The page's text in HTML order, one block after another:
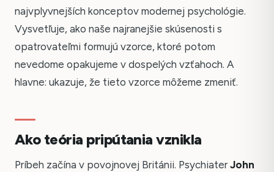
najvplyvnejších konceptov modernej psychológie.
Vysvetľuje, ako naše najranejšie skúsenosti s
opatrovateľmi formujú vzorce, ktoré potom
nevedome opakujeme v dospelých vzťahoch. A
hlavne: ukazuje, že tieto vzorce môžeme zmeniť.
Ako teória pripútania vznikla
Príbeh začína v povojnovej Británii. Psychiater John